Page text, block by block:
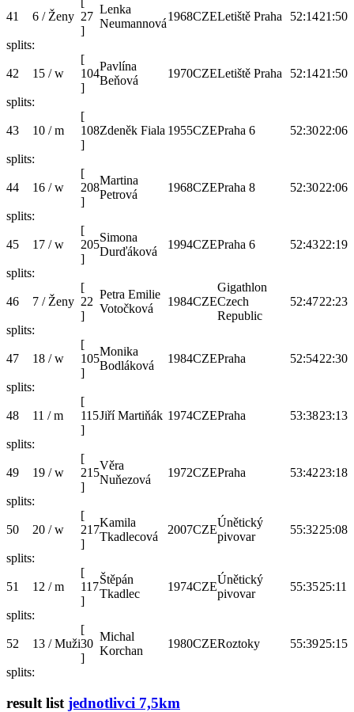
41 6 / Ženy 27
]
Lenka
Neumannová
1968CZELetiště Praha 52:1421:50
splits:
42 15 / w
[
104
]
Pavlína
Beňová
1970CZELetiště Praha 52:1421:50
splits:
43 10 / m
[
108
]
Zdeněk Fiala 1955CZEPraha 6 52:3022:06
splits:
44 16 / w
[
208
]
Martina
Petrová
1968CZEPraha 8 52:3022:06
splits:
45 17 / w
[
205
]
Simona
Durďáková
1994CZEPraha 6 52:4322:19
splits:
46 7 / Ženy
[
22
]
Petra Emilie
Votočková
1984CZE
Gigathlon
Czech
Republic
52:4722:23
splits:
47 18 / w
[
105
]
Monika
Bodláková
1984CZEPraha 52:5422:30
splits:
48 11 / m
[
115
]
Jiří Martiňák 1974CZEPraha 53:3823:13
splits:
49 19 / w
[
215
]
Věra
Nuňezová
1972CZEPraha 53:4223:18
splits:
50 20 / w
[
217
]
Kamila
Tkadlecová
2007CZE
Únětický
pivovar
55:3225:08
splits:
51 12 / m
[
117
]
Štěpán
Tkadlec
1974CZE
Únětický
pivovar
55:3525:11
splits:
52 13 / Muži
[
30
]
Michal
Korchan
1980CZERoztoky 55:3925:15
splits:
result list jednotlivci 7,5km